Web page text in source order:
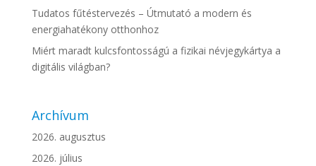
Tudatos fűtéstervezés – Útmutató a modern és
energiahatékony otthonhoz
Miért maradt kulcsfontosságú a fizikai névjegykártya a
digitális világban?
Archívum
2026. augusztus
2026. július